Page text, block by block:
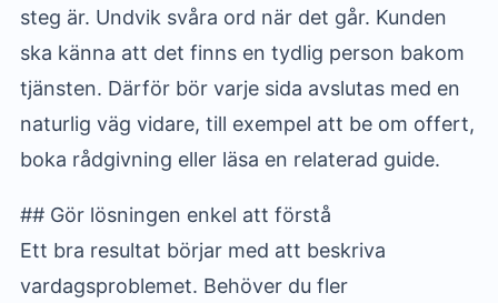
steg är. Undvik svåra ord när det går. Kunden
ska känna att det finns en tydlig person bakom
tjänsten. Därför bör varje sida avslutas med en
naturlig väg vidare, till exempel att be om offert,
boka rådgivning eller läsa en relaterad guide.
## Gör lösningen enkel att förstå
Ett bra resultat börjar med att beskriva
vardagsproblemet. Behöver du fler